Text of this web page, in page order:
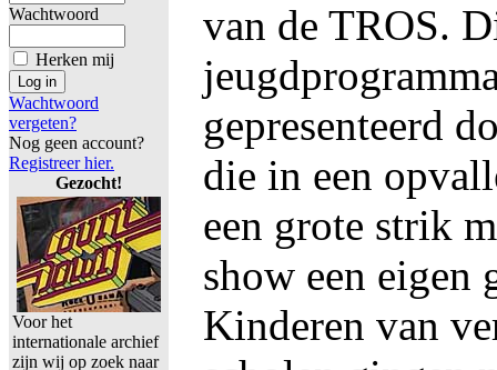
Wachtwoord
Herken mij
Wachtwoord
vergeten?
Nog geen account?
Registreer hier.
Gezocht!
Voor het
internationale archief
zijn wij op zoek naar
van de TROS.
gepresenteerd
die in een
een grote strik
show een eigen
Kinderen van